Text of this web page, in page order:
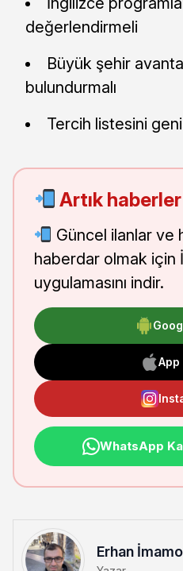
değerlendirmeli
Büyük şehir
bulundurmalı
Tercih listesini
Artık
Güncel ilanlar ve
haberdar olmak için
uygulamasını indir.
App
WhatsApp
Erhan